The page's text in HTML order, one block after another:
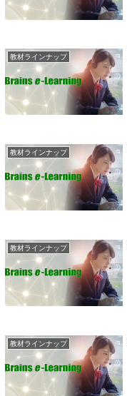
教材ラインナップ
教材ラインナップ
教材ラインナップ
教材ラインナップ